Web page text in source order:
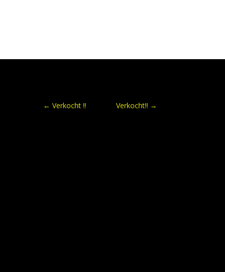
←Verkocht !! Verkocht!! →